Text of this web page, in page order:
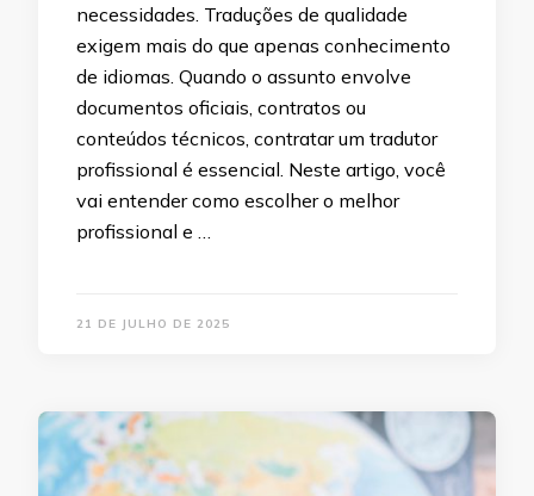
necessidades. Traduções de qualidade
exigem mais do que apenas conhecimento
de idiomas. Quando o assunto envolve
documentos oficiais, contratos ou
conteúdos técnicos, contratar um tradutor
profissional é essencial. Neste artigo, você
vai entender como escolher o melhor
profissional e …
21 DE JULHO DE 2025